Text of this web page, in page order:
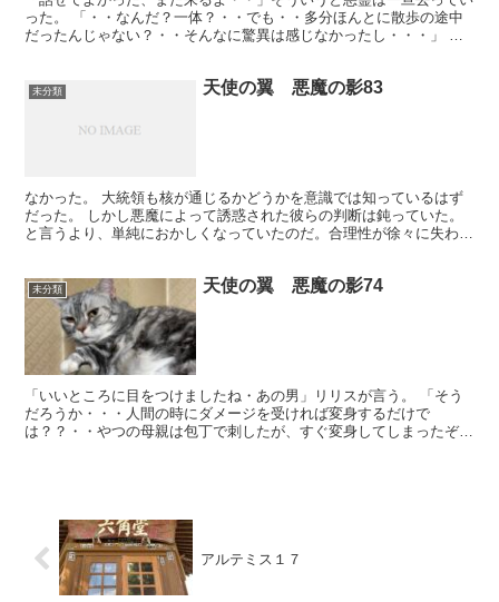
った。 「・・なんだ？一体？・・でも・・多分ほんとに散歩の途中
だったんじゃない？・・そんなに驚異は感じなかったし・・・」 そ
未分類 天使の翼 悪魔の影83
なかった。 大統領も核が通じるかどうかを意識では知っているはず
だった。 しかし悪魔によって誘惑された彼らの判断は鈍っていた。
と言うより、単純におかしくなっていたのだ。合理性が徐々に失われ
未分類 天使の翼 悪魔の影74
「いいところに目をつけましたね・あの男」リリスが言う。 「そう
だろうか・・・人間の時にダメージを受ければ変身するだけで
は？？・・やつの母親は包丁で刺したが、すぐ変身してしまったぞ」
アルテミス１７